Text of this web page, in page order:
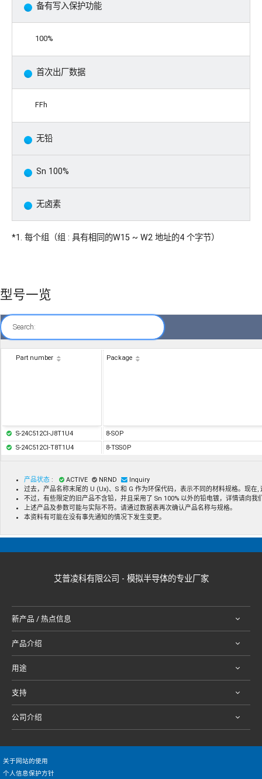
备有写入保护功能
100%
首次出厂数据
FFh
无铅
Sn 100%
无卤素
*1. 每个组（组 : 具有相同的W15 ~ W2 地址的4 个字节）
型号一览
Search:
Part number Package
S-24C512CI-J8T1U4
8-SOP
S-24C512CI-T8T1U4
8-TSSOP
产品状态 : ACTIVE NRND
Inquiry
过去，产品名称末尾的 U (Ux)、S 和 G 作为环保代码，表示不同的材料规格。现
不过，有些限定的旧产品不含铅，并且采用了 Sn 100% 以外的铅电镀，详情请向我
上述产品及参数可能与实际不符。请通过数据表再次确认产品名称与规格。
本资料有可能在没有事先通知的情况下发生变更。
艾普凌科有限公司 - 模拟半导体的专业厂家
新产品 / 热点信息
产品介绍
用途
支持
公司介绍
关于网站的使用
个人信息保护方针